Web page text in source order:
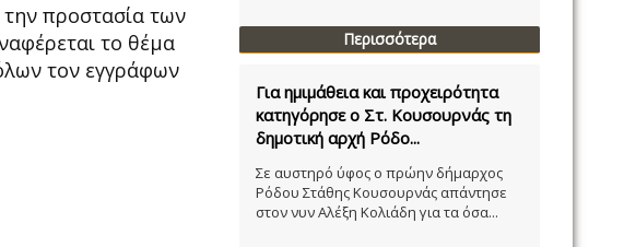
προστασία των
το θέμα
τον εγγράφων
Περισσότερα
Για ημιμάθεια και προχειρότητα
κατηγόρησε ο Στ. Κουσουρνάς τη
δημοτική αρχή Ρόδο...
Σε αυστηρό ύφος ο πρώην δήμαρχος
Ρόδου Στάθης Κουσουρνάς απάντησε
στον νυν Αλέξη Κολιάδη για τα όσα...